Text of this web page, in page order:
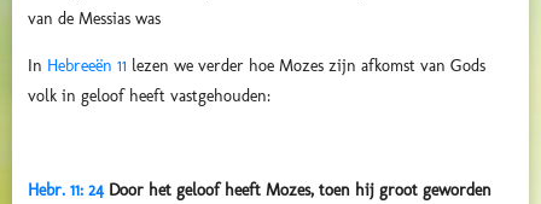
van de Messias was
In Hebreeën 11 lezen we verder hoe Mozes zijn afkomst van Gods
volk in geloof heeft vastgehouden:
Hebr. 11: 24Door het geloof heeft Mozes, toen hij groot geworden